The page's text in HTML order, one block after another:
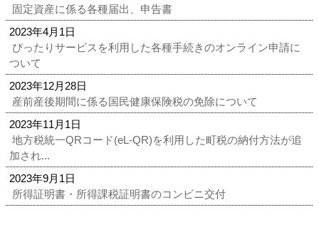
固定資産に係る各種届出、申告書
2023年4月1日
ぴったりサービスを利用した各種手続きのオンライン申請に
ついて
2023年12月28日
産前産後期間に係る国民健康保険税の免除について
2023年11月1日
地方税統一QRコード(eL-QR)を利用した町税の納付方法が追
加され...
2023年9月1日
所得証明書・所得課税証明書のコンビニ交付